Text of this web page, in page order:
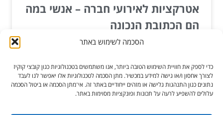
הסכמה לשימוש באתר
כדי לספק את חוויית השימוש הטובה ביותר, אנו משתמשים בטכנולוגיות כגון קובצי קוקיז
לצורך אחסון ו/או גישה למידע במכשיר. מתן הסכמה לטכנולוגיות אלו יאפשר לנו לעבד
נתונים כגון התנהגות גלישה או מזהים ייחודיים באתר זה. אי־מתן הסכמה או ביטול הסכמה
עלולים להשפיע לרעה על תכונות ופונקציות מסוימות באתר.
אטרקציות לאירועי חברה – אנשי במה
הם הכתובת הנכונה
אירוע החברה שאתם מתכוונים לקיים לכזה שיהיה הרבה
יותר...
קרא עוד »